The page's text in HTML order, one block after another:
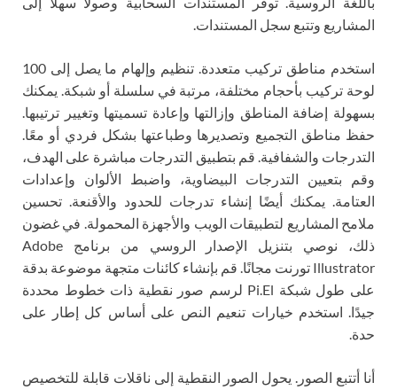
المشاريع وتتبع سجل المستندات.
استخدم مناطق تركيب متعددة. تنظيم وإلهام ما يصل إلى 100
لوحة تركيب بأحجام مختلفة، مرتبة في سلسلة أو شبكة. يمكنك
بسهولة إضافة المناطق وإزالتها وإعادة تسميتها وتغيير ترتيبها.
حفظ مناطق التجميع وتصديرها وطباعتها بشكل فردي أو معًا.
التدرجات والشفافية. قم بتطبيق التدرجات مباشرة على الهدف،
وقم بتعيين التدرجات البيضاوية، واضبط الألوان وإعدادات
العتامة. يمكنك أيضًا إنشاء تدرجات للحدود والأقنعة. تحسين
ملامح المشاريع لتطبيقات الويب والأجهزة المحمولة. في غضون
ذلك، نوصي بتنزيل الإصدار الروسي من برنامج Adobe
Illustrator تورنت مجانًا. قم بإنشاء كائنات متجهة موضوعة بدقة
على طول شبكة Pi.El لرسم صور نقطية ذات خطوط محددة
جيدًا. استخدم خيارات تنعيم النص على أساس كل إطار على
حدة.
أنا أتتبع الصور. يحول الصور النقطية إلى ناقلات قابلة للتخصيص